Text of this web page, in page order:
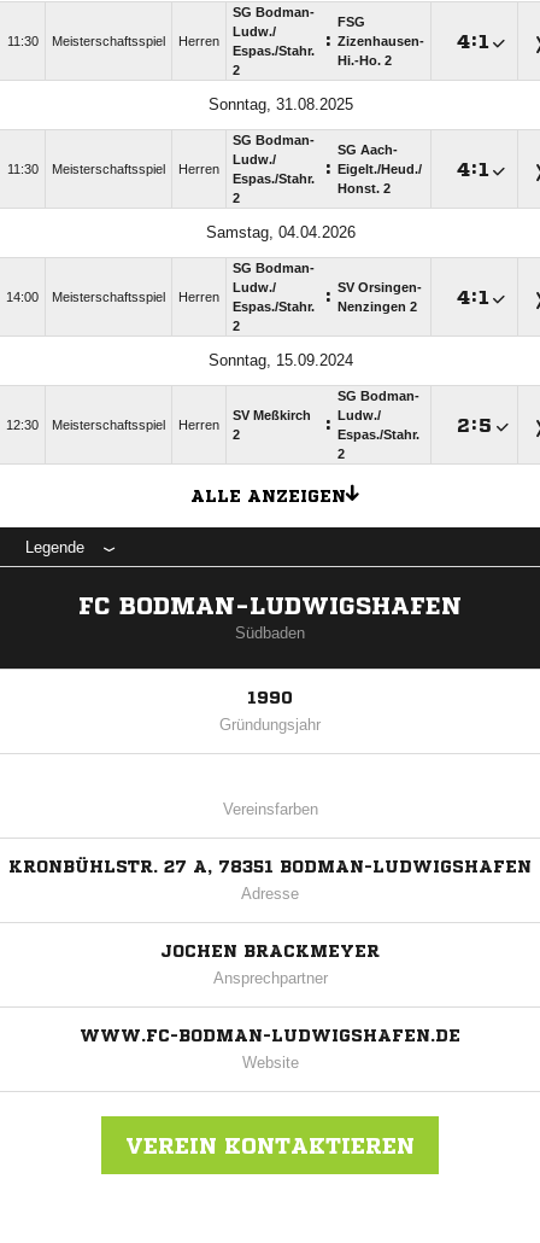
11:30 Meisterschaftsspiel Herren
SG Bodman-
Ludw./​
Espas./​Stahr.
2
:
FSG
Zizenhausen-
Hi.-Ho. 2
:
Sonntag, 31.08.2025
11:30 Meisterschaftsspiel Herren
SG Bodman-
Ludw./​
Espas./​Stahr.
2
:
SG Aach-
Eigelt./​Heud./​
Honst. 2
:
Samstag, 04.04.2026
14:00 Meisterschaftsspiel Herren
SG Bodman-
Ludw./​
Espas./​Stahr.
2
: SV Orsingen-
Nenzingen 2
:
Sonntag, 15.09.2024
12:30 Meisterschaftsspiel Herren
SV Meßkirch
2
:
SG Bodman-
Ludw./​
Espas./​Stahr.
2
:
ALLE ANZEIGEN
Legende
FC BODMAN-LUDWIGSHAFEN
Südbaden
1990
Gründungsjahr
Vereinsfarben
KRONBÜHLSTR. 27 A, 78351 BODMAN-LUDWIGSHAFEN
Adresse
JOCHEN BRACKMEYER
Ansprechpartner
WWW.FC-BODMAN-LUDWIGSHAFEN.DE
Website
VEREIN KONTAKTIEREN